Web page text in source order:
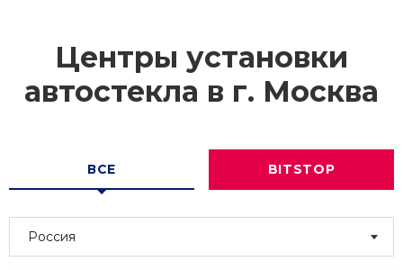
Центры установки
автостекла в г. Москва
ВСЕ BITSTOP
Россия